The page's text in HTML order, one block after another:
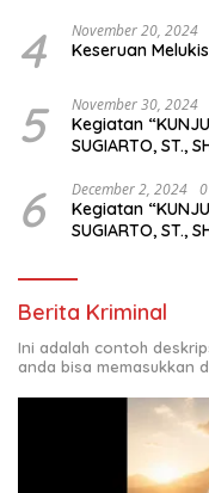
4 November 20, 2024
Keseruan
5 November 30, 2024
Kegiatan
SUGIARTO, ST.,
6 December 2, 2024
Kegiatan
SUGIARTO, ST.,
Berita Kriminal
Ini adalah contoh
anda bisa memasukkan